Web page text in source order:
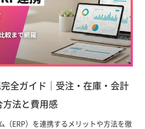
全ガイド｜受注・在庫・会計
法と費用感
（ERP）を連携するメリットや方法を徹